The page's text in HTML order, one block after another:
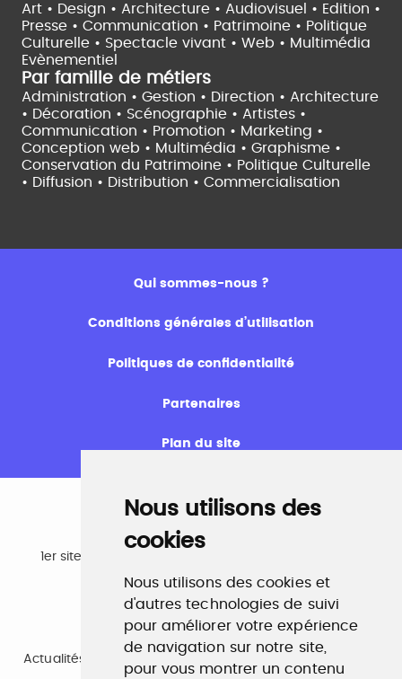
Nous utilisons des
cookies
Nous utilisons des cookies et
d'autres technologies de suivi
pour améliorer votre expérience
de navigation sur notre site,
pour vous montrer un contenu
Art • Design • Architecture • Audiovisuel • Edition •
Presse • Communication • Patrimoine • Politique
Culturelle • Spectacle vivant • Web • Multimédia
Evènementiel
Par famille de métiers
Administration • Gestion • Direction • Architecture
• Décoration • Scénographie • Artistes •
Communication • Promotion • Marketing •
Conception web • Multimédia • Graphisme •
Conservation du Patrimoine • Politique Culturelle
• Diffusion • Distribution • Commercialisation
Qui sommes-nous ?
Conditions générales d’utilisation
Politiques de confidentialité
Partenaires
Plan du site
Emploi
1er site emploi du secteur culturel 784.000 visites et
www.profilculture.com
Formation
Actualités, guide et annuaire des formations aux métiers
de la culture.